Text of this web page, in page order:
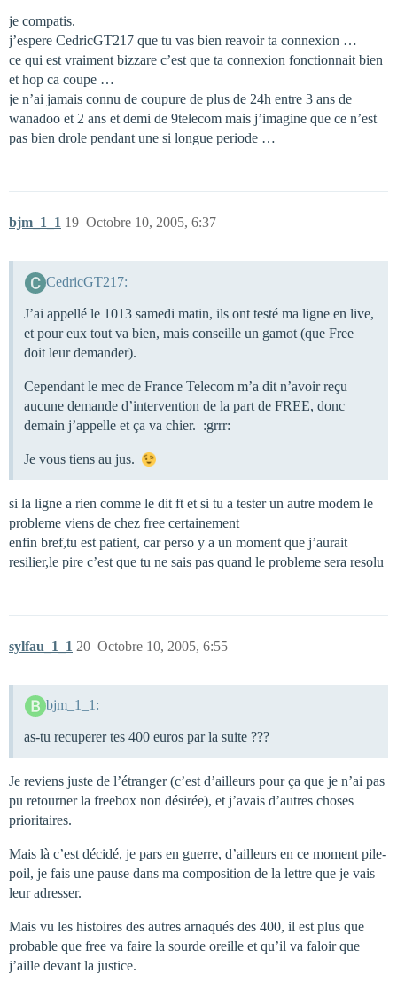
je compatis.
j’espere CedricGT217 que tu vas bien reavoir ta connexion …
ce qui est vraiment bizzare c’est que ta connexion fonctionnait bien
et hop ca coupe …
je n’ai jamais connu de coupure de plus de 24h entre 3 ans de
wanadoo et 2 ans et demi de 9telecom mais j’imagine que ce n’est
pas bien drole pendant une si longue periode …
bjm_1_1 Octobre 10, 2005, 6:37
19
CedricGT217:
J’ai appellé le 1013 samedi matin, ils ont testé ma ligne en live,
et pour eux tout va bien, mais conseille un gamot (que Free
doit leur demander).
Cependant le mec de France Telecom m’a dit n’avoir reçu
aucune demande d’intervention de la part de FREE, donc
demain j’appelle et ça va chier. :grrr:
Je vous tiens au jus.
si la ligne a rien comme le dit ft et si tu a tester un autre modem le
probleme viens de chez free certainement
enfin bref,tu est patient, car perso y a un moment que j’aurait
resilier,le pire c’est que tu ne sais pas quand le probleme sera resolu
sylfau_1_1 Octobre 10, 2005, 6:55
20
bjm_1_1:
as-tu recuperer tes 400 euros par la suite ???
Je reviens juste de l’étranger (c’est d’ailleurs pour ça que je n’ai pas
pu retourner la freebox non désirée), et j’avais d’autres choses
prioritaires.
Mais là c’est décidé, je pars en guerre, d’ailleurs en ce moment pile-
poil, je fais une pause dans ma composition de la lettre que je vais
leur adresser.
Mais vu les histoires des autres arnaqués des 400, il est plus que
probable que free va faire la sourde oreille et qu’il va faloir que
j’aille devant la justice.